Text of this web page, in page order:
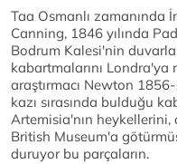
Taa Osmanlı zamanında
Canning, 1846 yılında
Bodrum Kalesi'nin
kabartmalarını
araştırmacı Newton
kazı sırasında bulduğu
Artemisia'nın heykellerini,
British Museum'a
duruyor bu parçaların.